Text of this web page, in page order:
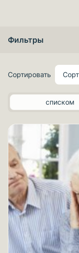
Фильтры
Сортировать
списком